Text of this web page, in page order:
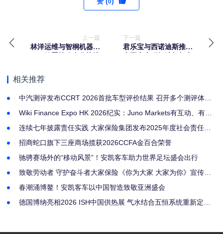
上一篇
林洋运维与智桐机器人
下一篇
君乐宝与西诺迪斯推出
相关推荐
中汽测评发布CCRT 2026首批车型评价结果 召开多个测评体系
Wiki Finance Expo HK 2026纪实：Juno Markets有互动、有奖
连续七年披露责任实践 大家保险集团发布2025年度社会责任报
招商蛇口旗下三座商场揽获2026CCFA金百合荣誉
驰骋赛场外的“移动风景”！安凯客车助力世界足坛盛会出行
致敬劳动者 守护奋斗者大家保险《你为大家 大家为你》宣传片
春潮涌博鳌！安凯客车以中国智造致敬亚洲盛会
德国博纳亮相2026 ISH中国供热展 气水结合五恒系统重新定义